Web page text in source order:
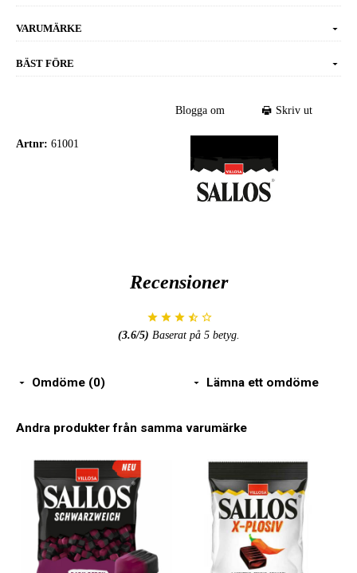
VARUMÄRKE
BÄST FÖRE
Blogga om Skriv ut
Artnr: 61001
Recensioner
(3.6/5) Baserat på 5betyg.
Omdöme (0) Lämna ett omdöme
Andra produkter från samma varumärke